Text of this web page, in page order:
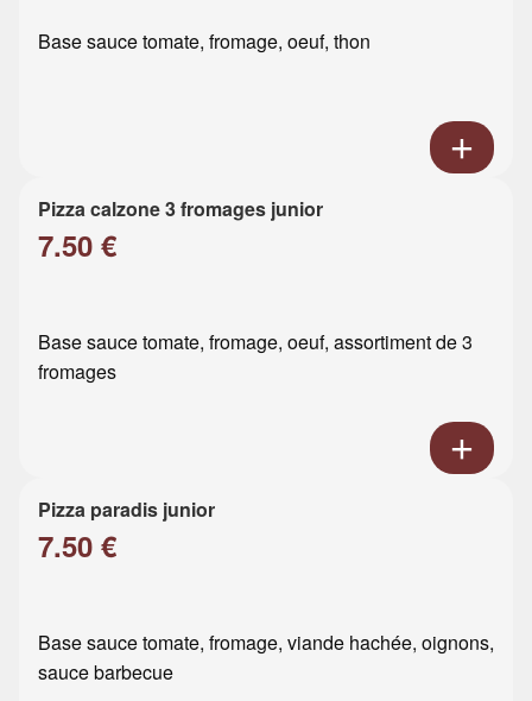
Base sauce tomate, fromage, oeuf, thon
Pizza calzone 3 fromages junior
7.50 €
Base sauce tomate, fromage, oeuf, assortiment de 3
fromages
Pizza paradis junior
7.50 €
Base sauce tomate, fromage, viande hachée, oignons,
sauce barbecue